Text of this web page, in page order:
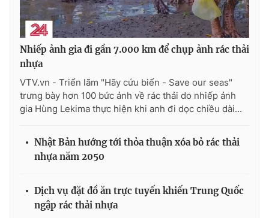
THỜI BÁO VTV
Theo dõi báo trên
Cơ quan chủ quản:
Đài Truyền hình Việt Nam
Giấy phép hoạt động báo in và báo điện tử số 483/GP-BTTTT
cấp ngày 29/12/2023
Tổng Biên tập:
Vũ Thanh Thủy
Nhiếp ảnh gia đi gần 7.000 km để chụp ảnh rác thải
nhựa
VTV.vn - Triển lãm "Hãy cứu biển - Save our seas"
trưng bày hơn 100 bức ảnh về rác thải do nhiếp ảnh
gia Hùng Lekima thực hiện khi anh đi dọc chiều dài...
Nhật Bản hướng tới thỏa thuận xóa bỏ rác thải
nhựa năm 2050
Dịch vụ đặt đồ ăn trực tuyến khiến Trung Quốc
ngập rác thải nhựa